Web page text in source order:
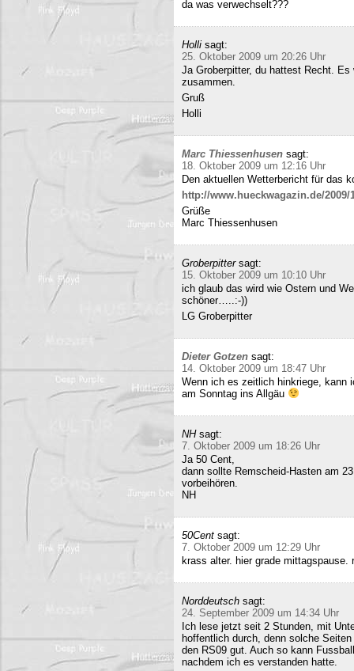
da was verwechselt???
Holli sagt:
25. Oktober 2009 um 20:26 Uhr
Ja Groberpitter, du hattest Recht.
zusammen.
Gruß
Holli
Marc Thiessenhusen sagt:
18. Oktober 2009 um 12:16 Uhr
Den aktuellen Wetterbericht für das
http://www.hueckwagazin.de/2009/
Grüße
Marc Thiessenhusen
Groberpitter sagt:
15. Oktober 2009 um 10:10 Uhr
ich glaub das wird wie Ostern und
schöner…..:-))
LG Groberpitter
Dieter Gotzen sagt:
14. Oktober 2009 um 18:47 Uhr
Wenn ich es zeitlich hinkriege, kann
am Sonntag ins Allgäu
NH sagt:
7. Oktober 2009 um 18:26 Uhr
Ja 50 Cent,
dann sollte Remscheid-Hasten am
vorbeihören.
NH
50Cent sagt:
7. Oktober 2009 um 12:29 Uhr
krass alter. hier grade
Norddeutsch sagt:
24. September 2009 um 14:34 Uhr
Ich lese jetzt seit 2 Stunden, mit
hoffentlich durch, denn solche
den RS09 gut. Auch so kann
nachdem ich es verstanden hatte.